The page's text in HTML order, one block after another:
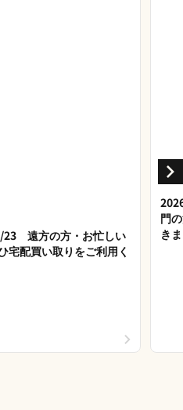
23 遠方の方・お忙しい
宅配買い取りをご利用く
門
き